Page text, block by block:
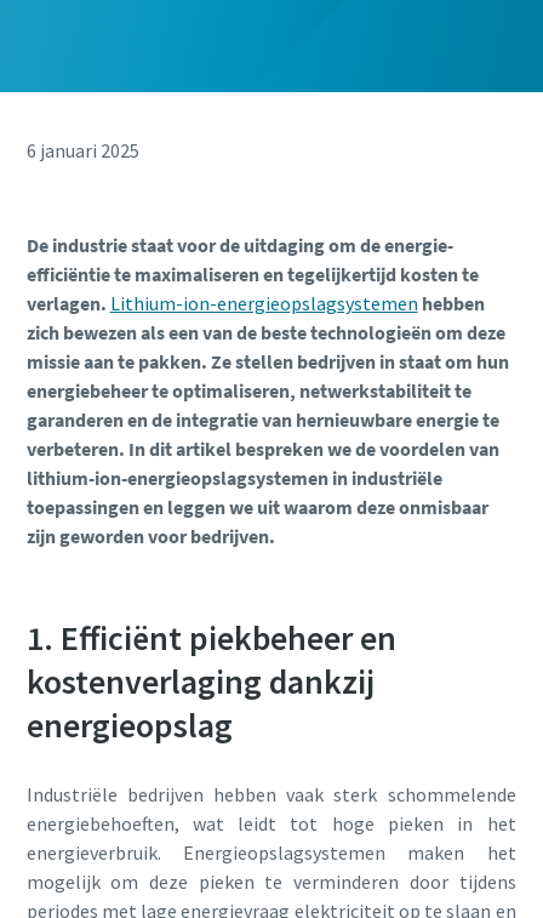
Geniet van extra kracht
Koop een mobiele compressor en ontvang één of twee
gratis tools
Ontdek meer
6 januari 2025
De industrie staat voor de uitdaging om de energie-
efficiëntie te maximaliseren en tegelijkertijd kosten te
verlagen. Lithium-ion-energieopslagsystemen hebben
zich bewezen als een van de beste technologieën om deze
missie aan te pakken. Ze stellen bedrijven in staat om hun
energiebeheer te optimaliseren, netwerkstabiliteit te
garanderen en de integratie van hernieuwbare energie te
verbeteren. In dit artikel bespreken we de voordelen van
lithium-ion-energieopslagsystemen in industriële
toepassingen en leggen we uit waarom deze onmisbaar
zijn geworden voor bedrijven.
1. Efficiënt piekbeheer en
kostenverlaging dankzij
energieopslag
Industriële bedrijven hebben vaak sterk schommelende
energiebehoeften, wat leidt tot hoge pieken in het
energieverbruik. Energieopslagsystemen maken het
mogelijk om deze pieken te verminderen door tijdens
periodes met lage energievraag elektriciteit op te slaan en
Postcode
Staat/provincie
Aanvragen
Uw aanvraag
Door dit verzoek in te dienen, kan
Atlas Copco contact met je
opnemen via de verzamelde
informatie. Meer informatie vindt
Ik heb het privacybeleid
gelezen en geaccepteerd
Postcode
Uw aanvraag
Door dit verzoek in te dienen, kan
informatie. Meer informatie vindt
u in ons privacybeleid.
Ik heb het privacybeleid
gelezen en geaccepteerd
Verzenden
Anti-robotverificatie
Postcode
Staat/provincie
Aanvragen
Uw aanvraag
Door dit verzoek in te dienen, kan
Atlas Copco contact met je
opnemen via de verzamelde
informatie. Meer informatie vindt
Ik heb het privacybeleid
gelezen en geaccepteerd